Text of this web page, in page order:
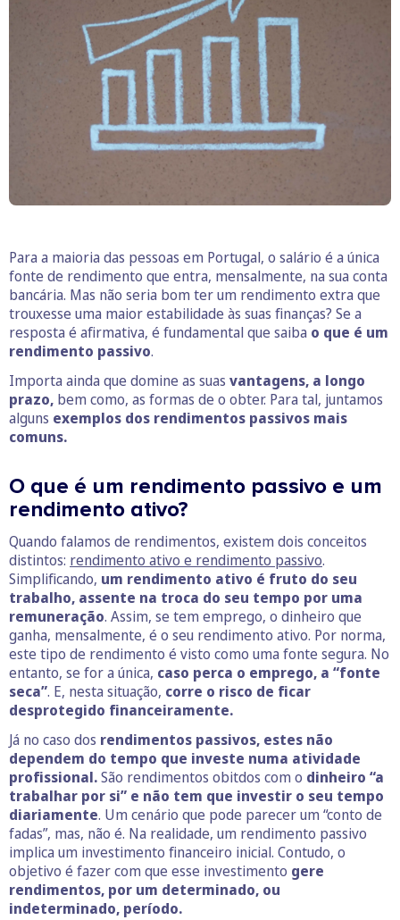
Para a maioria das pessoas em Portugal, o salário é a única
fonte de rendimento que entra, mensalmente, na sua conta
bancária. Mas não seria bom ter um rendimento extra que
trouxesse uma maior estabilidade às suas finanças? Se a
resposta é afirmativa, é fundamental que saiba o que é um
rendimento passivo.
Importa ainda que domine as suas vantagens, a longo
prazo, bem como, as formas de o obter. Para tal, juntamos
alguns exemplos dos rendimentos passivos mais
comuns.
O que é um rendimento passivo e um
rendimento ativo?
Quando falamos de rendimentos, existem dois conceitos
distintos: rendimento ativo e rendimento passivo.
Simplificando, um rendimento ativo é fruto do seu
trabalho, assente na troca do seu tempo por uma
remuneração. Assim, se tem emprego, o dinheiro que
ganha, mensalmente, é o seu rendimento ativo. Por norma,
este tipo de rendimento é visto como uma fonte segura. No
entanto, se for a única, caso perca o emprego, a “fonte
seca”. E, nesta situação, corre o risco de ficar
desprotegido financeiramente.
Já no caso dos rendimentos passivos, estes não
dependem do tempo que investe numa atividade
profissional.São rendimentos obitdos com o dinheiro “a
trabalhar por si” e não tem que investir o seu tempo
diariamente. Um cenário que pode parecer um “conto de
fadas”, mas, não é. Na realidade, um rendimento passivo
implica um investimento financeiro inicial. Contudo, o
objetivo é fazer com que esse investimento gere
rendimentos, por um determinado, ou
indeterminado, período.